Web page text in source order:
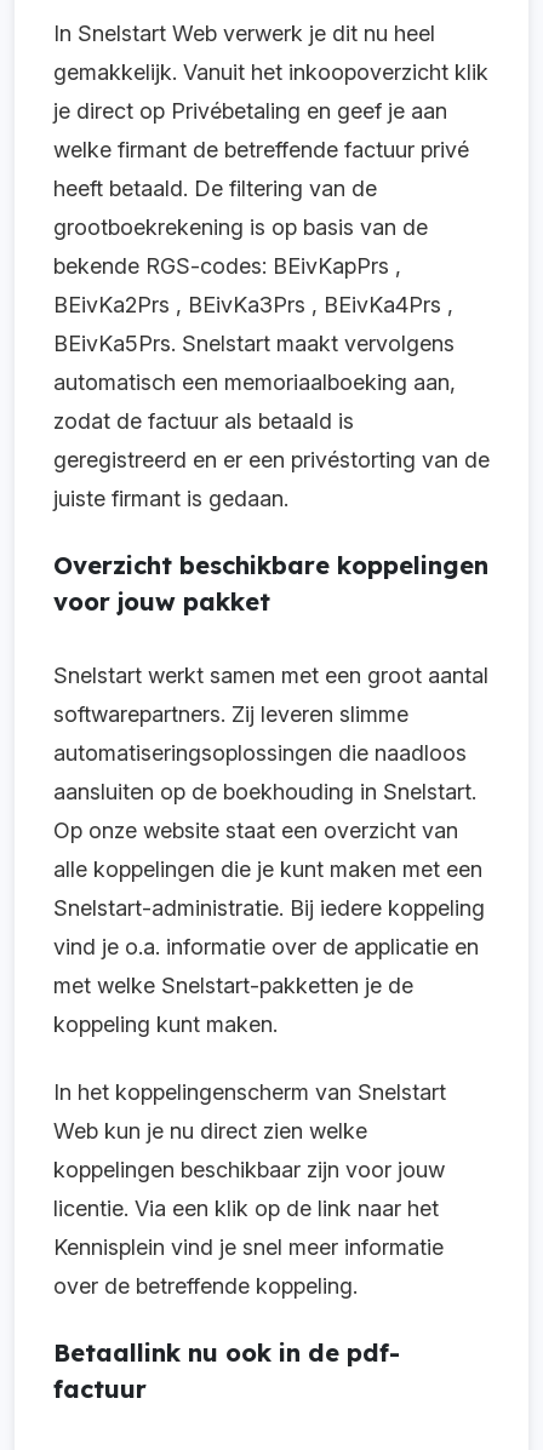
In Snelstart Web verwerk je dit nu heel
gemakkelijk. Vanuit het inkoopoverzicht klik
je direct op Privébetaling en geef je aan
welke firmant de betreffende factuur privé
heeft betaald. De filtering van de
grootboekrekening is op basis van de
bekende RGS-codes: BEivKapPrs ,
BEivKa2Prs , BEivKa3Prs , BEivKa4Prs ,
BEivKa5Prs. Snelstart maakt vervolgens
automatisch een memoriaalboeking aan,
zodat de factuur als betaald is
geregistreerd en er een privéstorting van de
juiste firmant is gedaan.
Overzicht beschikbare koppelingen
voor jouw pakket
Snelstart werkt samen met een groot aantal
softwarepartners. Zij leveren slimme
automatiseringsoplossingen die naadloos
aansluiten op de boekhouding in Snelstart.
Op onze website staat een overzicht van
alle koppelingen die je kunt maken met een
Snelstart-administratie. Bij iedere koppeling
vind je o.a. informatie over de applicatie en
met welke Snelstart-pakketten je de
koppeling kunt maken.
In het koppelingenscherm van Snelstart
Web kun je nu direct zien welke
koppelingen beschikbaar zijn voor jouw
licentie. Via een klik op de link naar het
Kennisplein vind je snel meer informatie
over de betreffende koppeling.
Betaallink nu ook in de pdf-
factuur